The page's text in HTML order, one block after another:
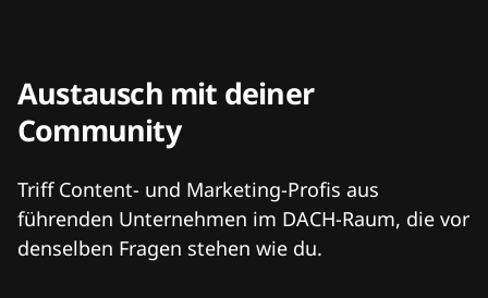
Austausch mit deiner
Community
Triff Content- und Marketing-Profis aus
führenden Unternehmen im DACH-Raum, die vor
denselben Fragen stehen wie du.